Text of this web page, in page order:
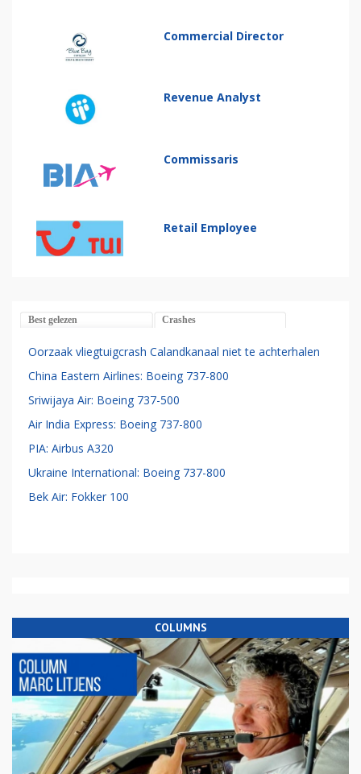
Commercial Director
Revenue Analyst
Commissaris
Retail Employee
Best gelezen Crashes
Oorzaak vliegtuigcrash Calandkanaal niet te achterhalen
China Eastern Airlines: Boeing 737-800
Sriwijaya Air: Boeing 737-500
Air India Express: Boeing 737-800
PIA: Airbus A320
Ukraine International: Boeing 737-800
Bek Air: Fokker 100
COLUMNS